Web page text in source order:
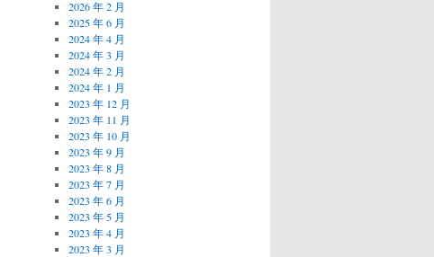
2026 年 2 月
2025 年 6 月
2024 年 4 月
2024 年 3 月
2024 年 2 月
2024 年 1 月
2023 年 12 月
2023 年 11 月
2023 年 10 月
2023 年 9 月
2023 年 8 月
2023 年 7 月
2023 年 6 月
2023 年 5 月
2023 年 4 月
2023 年 3 月